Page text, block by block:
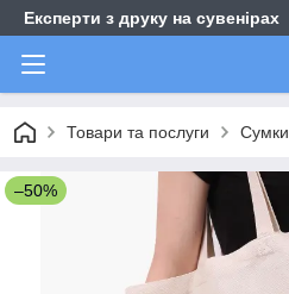
Експерти з друку на сувенірах
Товари та послуги Сумки
–50%